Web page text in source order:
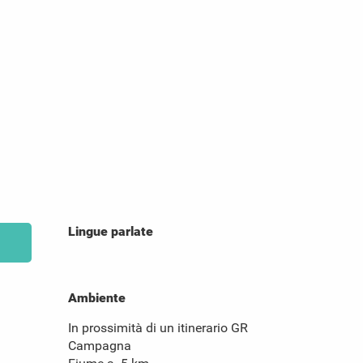
Lingue parlate
Lingue parlate
Ambiente
Ambiente
In prossimità di un itinerario GR
Campagna